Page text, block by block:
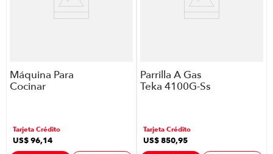
Máquina Para
Cocinar
Ml Color Silver
Tarjeta Crédito
US$96,14
Parrilla A Gas
Teka 4100G-Ss
Tarjeta Crédito
US$850,95